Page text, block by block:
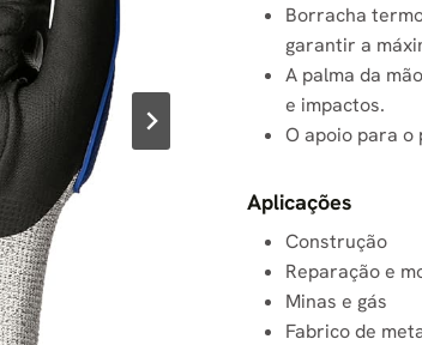
Borracha
garantir a
A palma da
e impactos.
O apoio para
Aplicações
Construção
Reparação e
Minas e gás
Fabrico de